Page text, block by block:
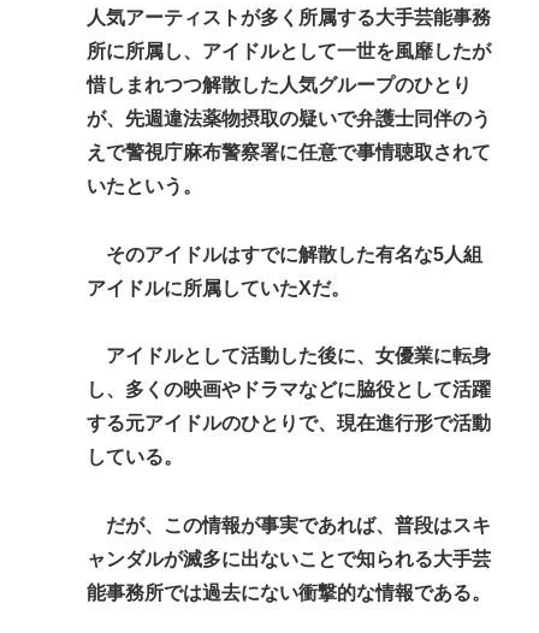
【画像】移民についての日本人の本音、だいたいこ
れwww
認知症の高齢者の資産260兆円が狙われている！ 「被
害者の8割がだまされた認識なし」
い。じゃあ、何の要素を足せばいい？
【緊急】少子化の原因、判明するwww
なして君ら「テスラ」買わないの？モデル3なら300
万程度で買える.コスパ最強車がここにあるのに
人気アーティストが多く所属する大手芸能事務
所に所属し、アイドルとして一世を風靡したが
惜しまれつつ解散した人気グループのひとり
が、先週違法薬物摂取の疑いで弁護士同伴のう
えで警視庁麻布警察署に任意で事情聴取されて
いたという。
そのアイドルはすでに解散した有名な5人組
アイドルに所属していたXだ。
アイドルとして活動した後に、女優業に転身
し、多くの映画やドラマなどに脇役として活躍
する元アイドルのひとりで、現在進行形で活動
している。
だが、この情報が事実であれば、普段はスキ
ャンダルが滅多に出ないことで知られる大手芸
能事務所では過去にない衝撃的な情報である。